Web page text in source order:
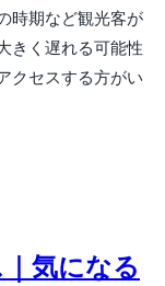
時期など観光客が
きく遅れる可能性
クセスする方がい
気になる